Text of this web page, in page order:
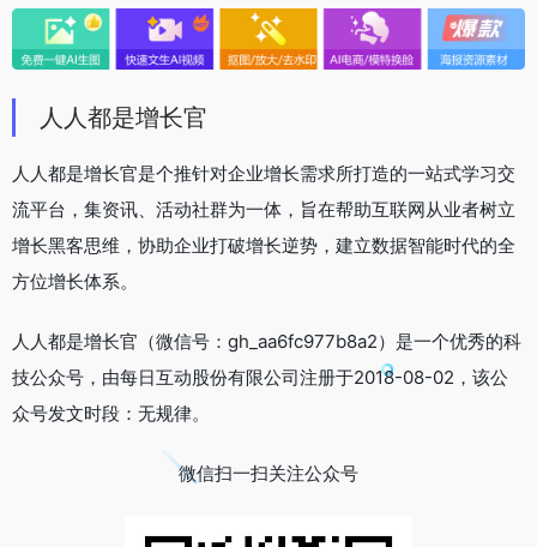
人人都是增长官
人人都是增长官是个推针对企业增长需求所打造的一站式学习交
流平台，集资讯、活动社群为一体，旨在帮助互联网从业者树立
增长黑客思维，协助企业打破增长逆势，建立数据智能时代的全
方位增长体系。
人人都是增长官（微信号：gh_aa6fc977b8a2）是一个优秀的科
技公众号，由每日互动股份有限公司注册于2018-08-02，该公
众号发文时段：无规律。
微信扫一扫关注公众号